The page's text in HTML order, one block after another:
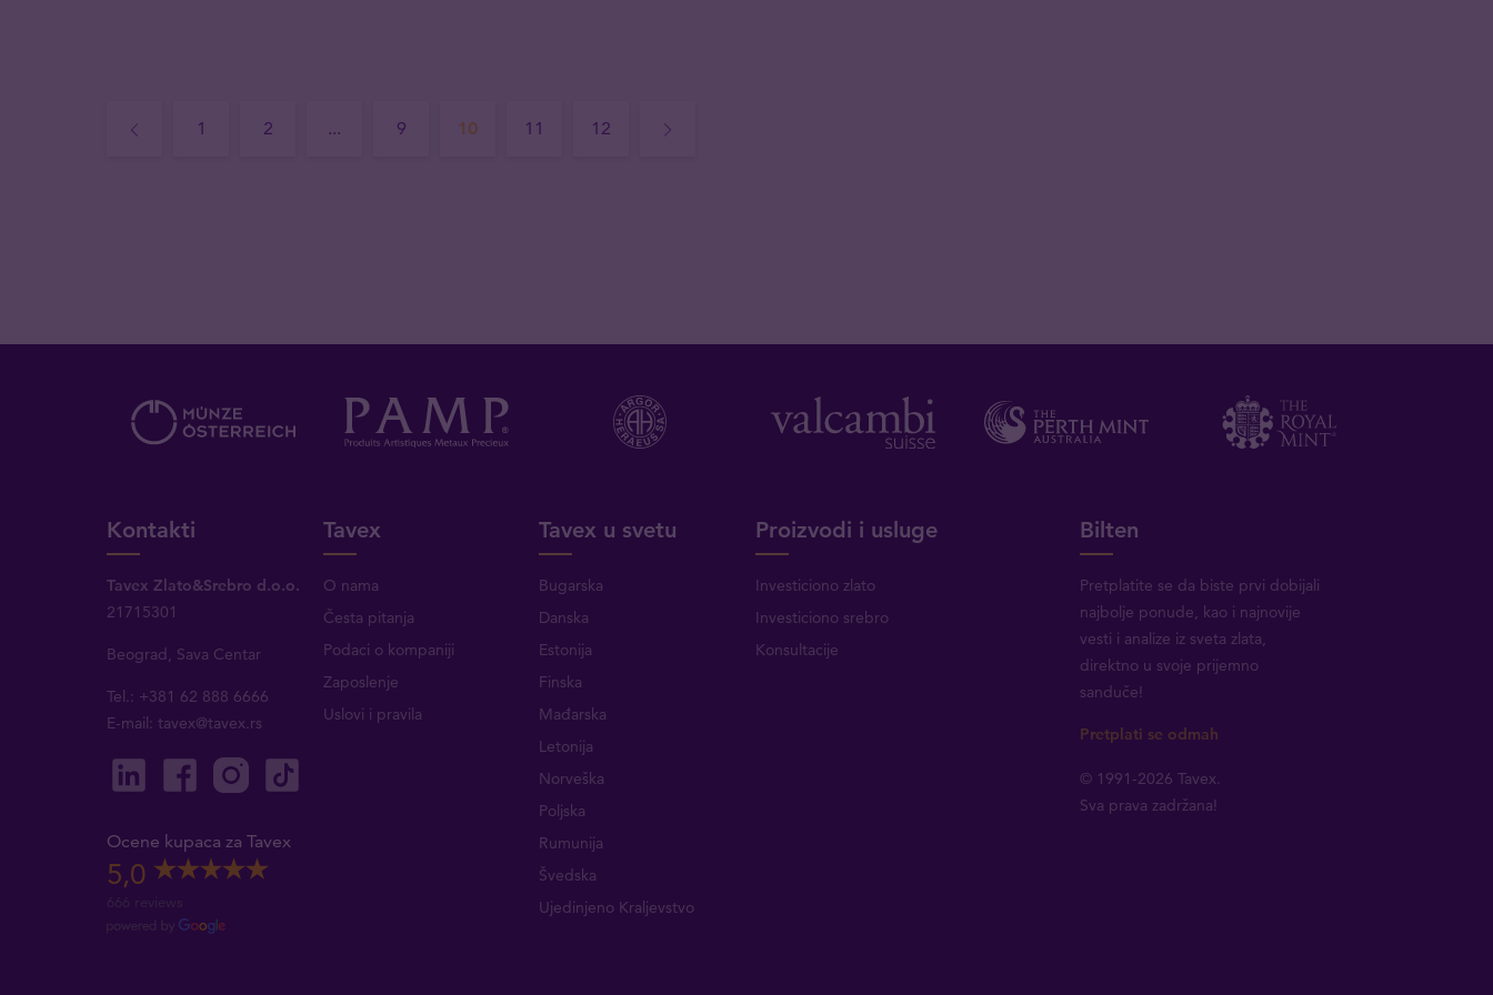
1 2 ... 9 10 11 12
Kontakti
Tavex Zlato&Srebro d.o.o.
21715301
Beograd, Sava Centar
Tel.: +381 62 888 6666
E-mail:tavex@tavex.rs
Ocene kupaca za Tavex
5,0
666 reviews
Tavex
O nama
Česta pitanja
Podaci o kompaniji
Zaposlenje
Uslovi i pravila
Tavex u svetu
Bugarska
Danska
Estonija
Finska
Mađarska
Letonija
Norveška
Poljska
Rumunija
Švedska
Ujedinjeno Kraljevstvo
Proizvodi i usluge
Investiciono zlato
Investiciono srebro
Konsultacije
Bilten
Pretplatite se da biste prvi dobijali
najbolje ponude, kao i najnovije
vesti i analize iz sveta zlata,
direktno u svoje prijemno
sanduče!
Pretplati se odmah
© 1991-2026 Tavex.
Sva prava zadržana!